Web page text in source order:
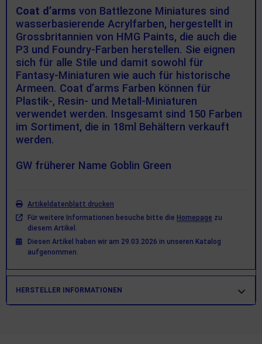
Coat d’arms von Battlezone Miniatures sind
wasserbasierende Acrylfarben, hergestellt in
Grossbritannien von HMG Paints, die auch die
P3 und Foundry-Farben herstellen. Sie eignen
sich für alle Stile und damit sowohl für
Fantasy-Miniaturen wie auch für historische
Armeen. Coat d’arms Farben können für
Plastik-, Resin- und Metall-Miniaturen
verwendet werden. Insgesamt sind 150 Farben
im Sortiment, die in 18ml Behältern verkauft
werden.
GW früherer Name Goblin Green
Artikeldatenblatt drucken
Für weitere Informationen besuche bitte die Homepage zu
diesem Artikel.
Diesen Artikel haben wir am 29.03.2026 in unseren Katalog
aufgenommen.
HERSTELLER INFORMATIONEN